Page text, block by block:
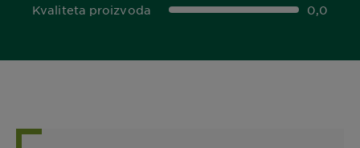
Kvaliteta proizvoda
0,0 out of 5 stars 0,0